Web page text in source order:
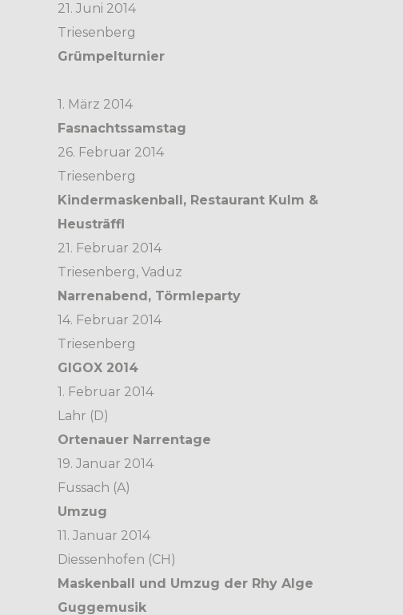
21. Juni 2014
Triesenberg
Grümpelturnier
1. März 2014
Fasnachtssamstag
26. Februar 2014
Triesenberg
Kindermaskenball, Restaurant Kulm &
Heusträffl
21. Februar 2014
Triesenberg, Vaduz
Narrenabend, Törmleparty
14. Februar 2014
Triesenberg
GIGOX 2014
1. Februar 2014
Lahr (D)
Ortenauer Narrentage
19. Januar 2014
Fussach (A)
Umzug
11. Januar 2014
Diessenhofen (CH)
Maskenball und Umzug der Rhy Alge
Guggemusik